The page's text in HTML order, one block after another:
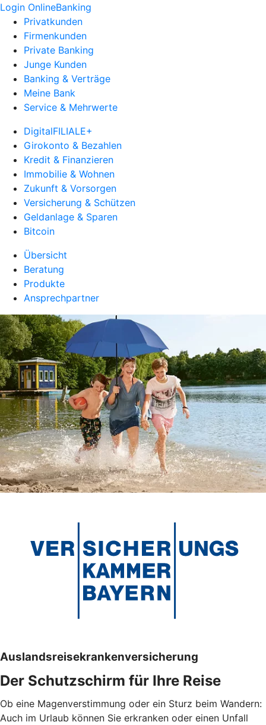
Login OnlineBanking
Privatkunden
Firmenkunden
Private Banking
Junge Kunden
Banking & Verträge
Meine Bank
Service & Mehrwerte
DigitalFILIALE+
Girokonto & Bezahlen
Kredit & Finanzieren
Immobilie & Wohnen
Zukunft & Vorsorgen
Versicherung & Schützen
Geldanlage & Sparen
Bitcoin
Übersicht
Beratung
Produkte
Ansprechpartner
Auslandsreisekrankenversicherung
Der Schutzschirm für Ihre Reise
Ob eine Magenverstimmung oder ein Sturz beim Wandern:
Auch im Urlaub können Sie erkranken oder einen Unfall